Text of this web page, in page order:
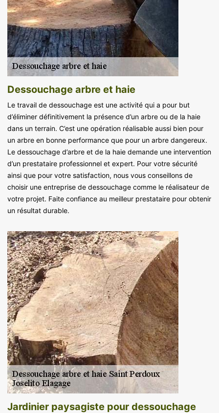
Dessouchage arbre et haie
Le travail de dessouchage est une activité qui a pour but
d’éliminer définitivement la présence d’un arbre ou de la haie
dans un terrain. C’est une opération réalisable aussi bien pour
un arbre en bonne performance que pour un arbre dangereux.
Le dessouchage d’arbre et de la haie demande une intervention
d’un prestataire professionnel et expert. Pour votre sécurité
ainsi que pour votre satisfaction, nous vous conseillons de
choisir une entreprise de dessouchage comme le réalisateur de
votre projet. Faite confiance au meilleur prestataire pour obtenir
un résultat durable.
Jardinier paysagiste pour dessouchage